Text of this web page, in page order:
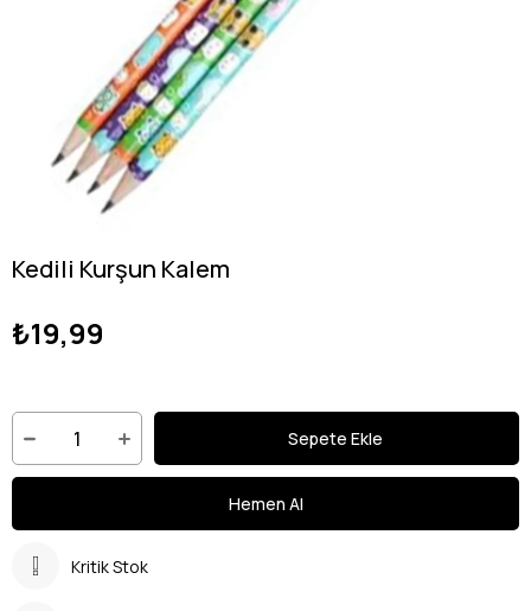
Kedili Kurşun Kalem
₺19,99
Kritik Stok